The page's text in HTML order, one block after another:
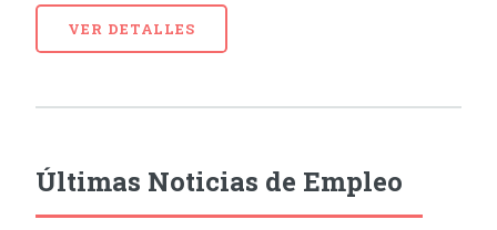
VER DETALLES
Últimas Noticias de Empleo